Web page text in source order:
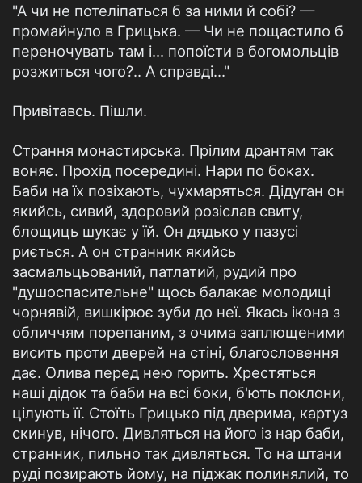
"А чи не потеліпаться б за ними й собі? —
промайнуло в Грицька. — Чи не пощастило б
переночувать там і... попоїсти в богомольців
розжиться чого?.. А справді..."
Привітавсь. Пішли.
Страння монастирська. Прілим дрантям так
воняє. Прохід посередині. Нари по боках.
Баби на їх позіхають, чухмаряться. Дідуган он
якийсь, сивий, здоровий розіслав свиту,
блощиць шукає у їй. Он дядько у пазусі
риється. А он странник якийсь
засмальцьований, патлатий, рудий про
"душоспасительне" щось балакає молодиці
чорнявій, вишкірює зуби до неї. Якась ікона з
обличчям порепаним, з очима заплющеними
висить проти дверей на стіні, благословення
дає. Олива перед нею горить. Хрестяться
наші дідок та баби на всі боки, б'ють поклони,
цілують її. Стоїть Грицько під дверима, картуз
скинув, нічого. Дивляться на його із нар баби,
странник, пильно так дивляться. То на штани
руді позирають йому, на піджак полинялий, то